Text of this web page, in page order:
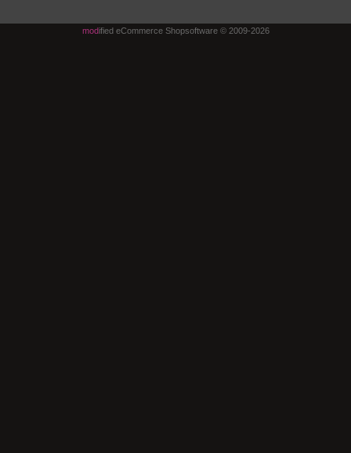
modified eCommerce Shopsoftware © 2009-2026